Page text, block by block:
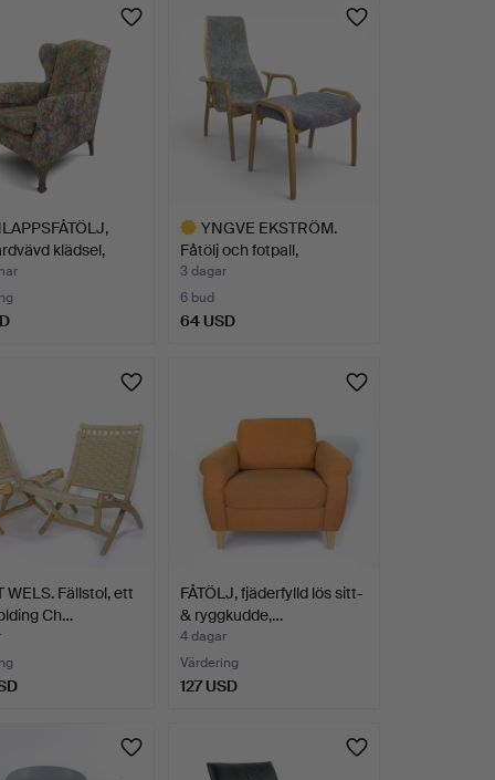
klädsel,
YNGVE EKSTRÖM.
Fåtölj och fotpall,
"Lamino…
3 dagar
6 bud
64 USD
WELS. Fällstol, ett
Ch…
FÅTÖLJ, fjäderfylld lös sitt-
& ryggkudde,…
4 dagar
Värdering
127 USD